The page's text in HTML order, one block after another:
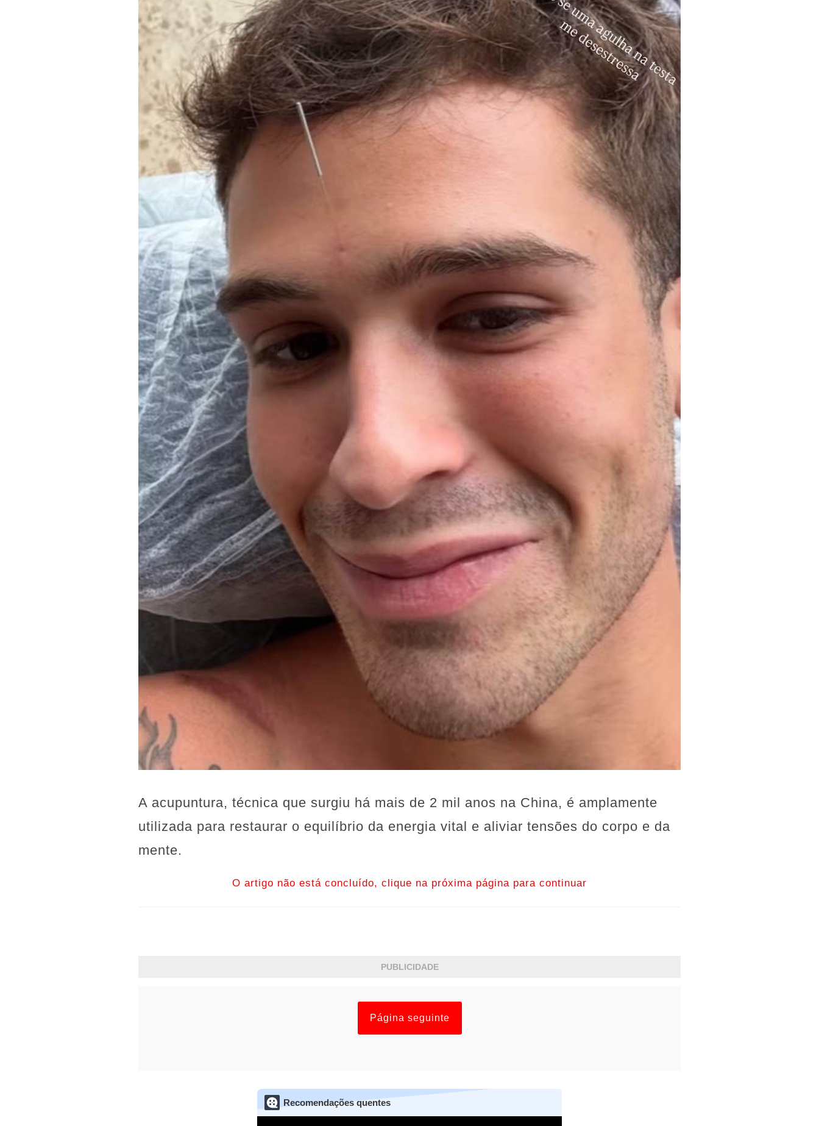
A acupuntura, técnica que surgiu há mais de 2 mil anos na China, é amplamente
utilizada para restaurar o equilíbrio da energia vital e aliviar tensões do corpo e da
mente.
O artigo não está concluído, clique na próxima página para continuar
PUBLICIDADE
Página seguinte
Recomendações quentes